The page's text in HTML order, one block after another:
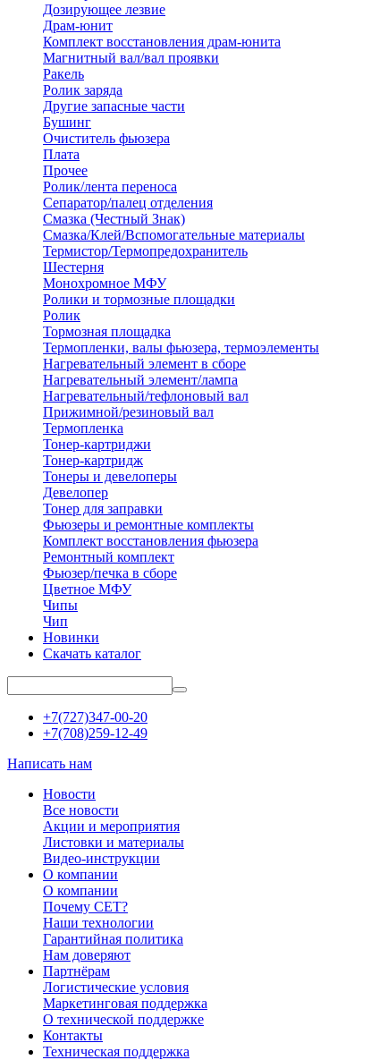
Дозирующее лезвие
Драм-юнит
Комплект восстановления драм-юнита
Магнитный вал/вал проявки
Ракель
Ролик заряда
Другие запасные части
Бушинг
Очиститель фьюзера
Плата
Прочее
Ролик/лента переноса
Сепаратор/палец отделения
Смазка (Честный Знак)
Смазка/Клей/Вспомогательные материалы
Термистор/Термопредохранитель
Шестерня
Монохромное МФУ
Ролики и тормозные площадки
Ролик
Тормозная площадка
Термопленки, валы фьюзера, термоэлементы
Нагревательный элемент в сборе
Нагревательный элемент/лампа
Нагревательный/тефлоновый вал
Прижимной/резиновый вал
Термопленка
Тонер-картриджи
Тонер-картридж
Тонеры и девелоперы
Девелопер
Тонер для заправки
Фьюзеры и ремонтные комплекты
Комплект восстановления фьюзера
Ремонтный комплект
Фьюзер/печка в сборе
Цветное МФУ
Чипы
Чип
Новинки
Скачать каталог
+7(727)347-00-20
+7(708)259-12-49
Написать нам
Новости
Все новости
Акции и мероприятия
Листовки и материалы
Видео-инструкции
О компании
О компании
Почему CET?
Наши технологии
Гарантийная политика
Нам доверяют
Партнёрам
Логистические условия
Маркетинговая поддержка
О технической поддержке
Контакты
Техническая поддержка